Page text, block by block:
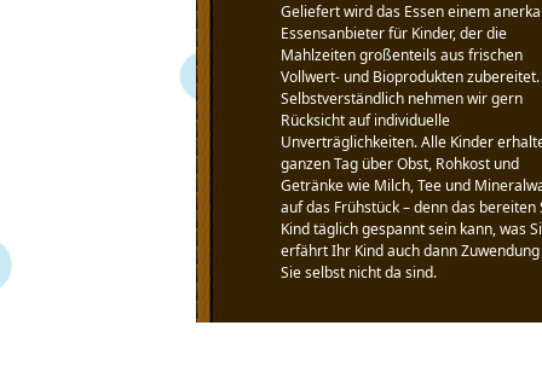
Geliefert wird das Essen einem
Essensanbieter für Kinder, der die
Mahlzeiten großenteils aus frischen
Vollwert- und Bioprodukten zubereitet.
Selbstverständlich nehmen wir gern
Rücksicht auf individuelle
Unverträglichkeiten. Alle Kinder
ganzen Tag über Obst, Rohkost und
Getränke wie Milch, Tee und
auf das Frühstück – denn das
Kind täglich gespannt sein kann, was
erfährt Ihr Kind auch dann
Sie selbst nicht da sind.